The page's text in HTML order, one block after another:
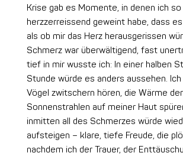
Krise gab es Momente, in denen ich so
herzzerreissend geweint habe, dass
als ob mir das Herz herausgerissen
Schmerz war überwältigend, fast
tief in mir wusste ich: In einer halben
Stunde würde es anders aussehen.
Vögel zwitschern hören, die Wärme der
Sonnenstrahlen auf meiner Haut
inmitten all des Schmerzes würde
aufsteigen – klare, tiefe Freude, die
nachdem ich der Trauer, der